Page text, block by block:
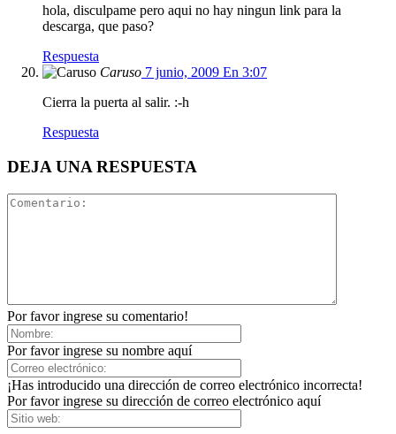
hola, disculpame pero aqui no hay ningun link para la
descarga, que paso?
Respuesta
Caruso 7 junio, 2009 En 3:07
Cierra la puerta al salir. :-h
Respuesta
DEJA UNA RESPUESTA
Por favor ingrese su comentario!
Por favor ingrese su nombre aquí
¡Has introducido una dirección de correo electrónico incorrecta!
Por favor ingrese su dirección de correo electrónico aquí